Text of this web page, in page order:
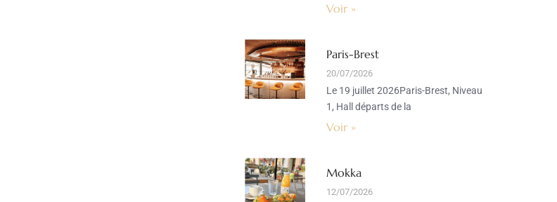
Voir »
Paris-Brest
20/07/2026
Le 19 juillet 2026Paris-Brest, Niveau
1, Hall départs de la
Voir »
Mokka
12/07/2026